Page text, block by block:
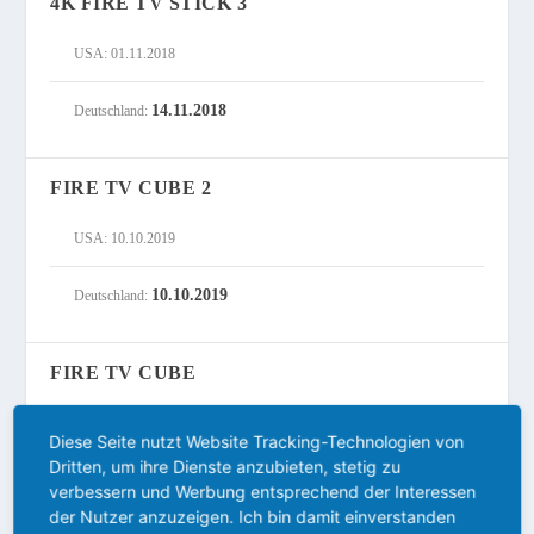
USA: 01.11.2018
Deutschland: 14.11.2018
FIRE TV CUBE 2
USA: 10.10.2019
Deutschland: 10.10.2019
FIRE TV CUBE
Deutschland: kein Launch
Diese Seite nutzt Website Tracking-Technologien von
Dritten, um ihre Dienste anzubieten, stetig zu
verbessern und Werbung entsprechend der Interessen
der Nutzer anzuzeigen. Ich bin damit einverstanden